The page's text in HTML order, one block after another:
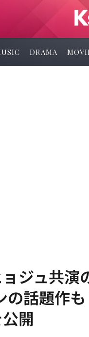
DRAMA
ジュ共演
の話題作
開